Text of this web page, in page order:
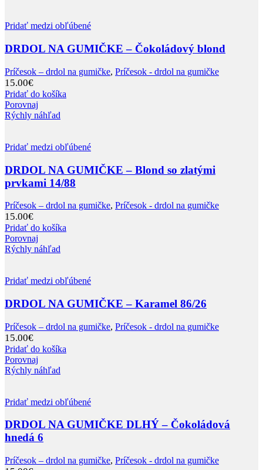
Pridať medzi obľúbené
DRDOL NA GUMIČKE – Čokoládový blond
Príčesok – drdol na gumičke, Príčesok - drdol na gumičke
15.00€
Pridať do košíka
Porovnaj
Rýchly náhľad
Pridať medzi obľúbené
DRDOL NA GUMIČKE – Blond so zlatými
prvkami 14/88
Príčesok – drdol na gumičke, Príčesok - drdol na gumičke
15.00€
Pridať do košíka
Porovnaj
Rýchly náhľad
Pridať medzi obľúbené
DRDOL NA GUMIČKE – Karamel 86/26
Príčesok – drdol na gumičke, Príčesok - drdol na gumičke
15.00€
Pridať do košíka
Porovnaj
Rýchly náhľad
Pridať medzi obľúbené
DRDOL NA GUMIČKE DLHÝ – Čokoládová
hnedá 6
Príčesok – drdol na gumičke, Príčesok - drdol na gumičke